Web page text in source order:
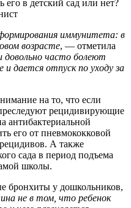
иммунитета: в
возрасте, — отметила
часто болеют
дается отпуск по уходу за
на то, что если
преследуют рецидивирующие
антибактериальной
его от пневмококковой
А также
сада в период подъема
школы.
бронхиты у дошкольников,
не в том, что ребенок